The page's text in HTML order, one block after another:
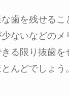
歯を残せるこ
ないなどのメ
る限り抜歯を
んどでしょう。